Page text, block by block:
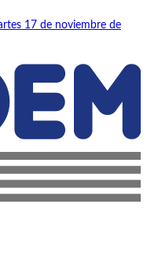
17 de noviembre de